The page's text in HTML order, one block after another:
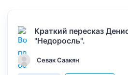
Краткий пересказ
"Недоросль".
Севак Саакян